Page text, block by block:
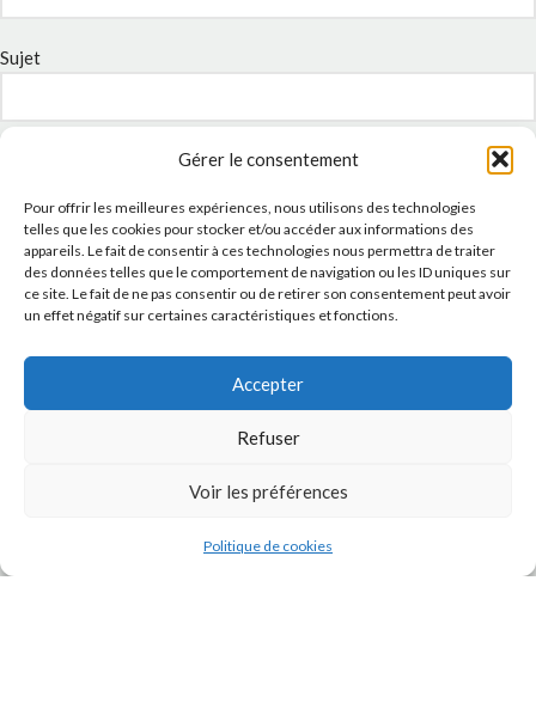
Gérer le consentement
Pour offrir les meilleures expériences, nous utilisons des technologies
telles que les cookies pour stocker et/ou accéder aux informations des
appareils. Le fait de consentir à ces technologies nous permettra de traiter
des données telles que le comportement de navigation ou les ID uniques sur
ce site. Le fait de ne pas consentir ou de retirer son consentement peut avoir
un effet négatif sur certaines caractéristiques et fonctions.
Accepter
Refuser
Voir les préférences
Politique de cookies
Sujet
Politique de confidentialité